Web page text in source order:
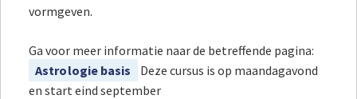
vormgeven.
Ga voor meer informatie naar de betreffende pagina:
Astrologie basis
Deze cursus is op maandagavond
en start eind september